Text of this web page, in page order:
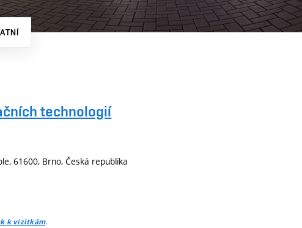
technologií
61600, Brno, Česká republika
k vizitkám.